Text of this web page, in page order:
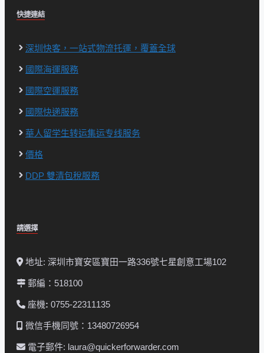
快捷連結
深圳快客，一站式物流托運，覆蓋全球
國際海運服務
國際空運服務
國際快递服務
華人留学生转运集运专线服务
價格
DDP 雙清包稅服務
請選擇
地址: 深圳市寶安區寶田一路336號七星創意工場102
郵編：518100
座機: 0755-22311135
微信手機同號：13480726954
電子郵件: laura@quickerforwarder.com